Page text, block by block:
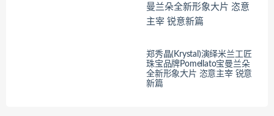
郑秀晶(Krystal)演绎米兰工匠
珠宝品牌Pomellato宝曼兰朵
全新形象大片 恣意主宰 锐意
新篇